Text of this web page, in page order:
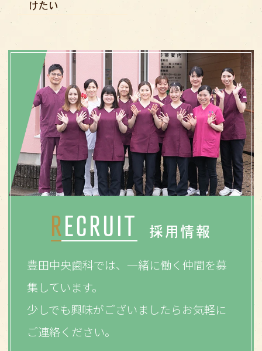
けたい
RECRUIT 採用情報
豊田中央歯科では、一緒に働く仲間を募
集しています。
少しでも興味がございましたらお気軽に
ご連絡ください。